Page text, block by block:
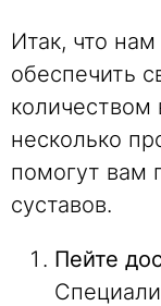
Итак, что
обеспечить
несколько
помогут вам
суставов.
Пейте